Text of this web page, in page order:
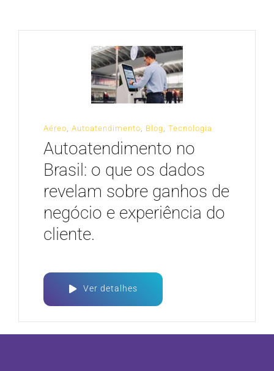
Aéreo, Autoatendimento, Blog, Tecnologia
Autoatendimento no
Brasil: o que os dados
revelam sobre ganhos de
negócio e experiência do
cliente.
Ver detalhes